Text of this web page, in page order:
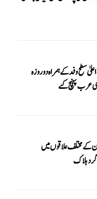
سطح وفد کے ہمراہ دو روزه
عرب پہنچ گئے
کے مختلف علاقوں میں